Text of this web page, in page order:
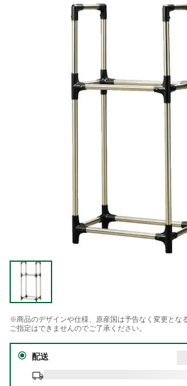
※商品のデザインや仕様、原産国は予告なく変更とな
ご指定はできませんのでご了承ください。
配送